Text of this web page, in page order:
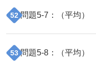
52 問題5-7 ：（平均）
53 問題5-8 ：（平均）